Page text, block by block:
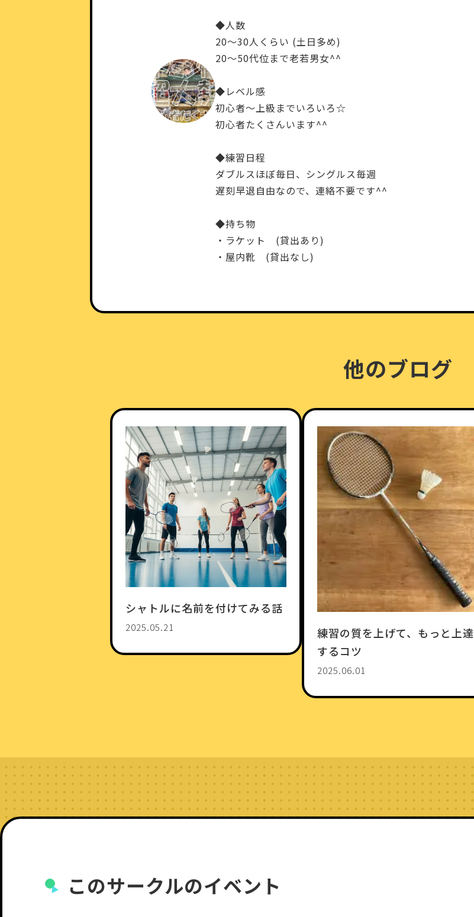
◆人数
20～30人くらい (土日多め)
20～50代位まで老若男女^^
◆レベル感
初心者～上級までいろいろ☆
初心者たくさんいます^^
◆練習日程
ダブルスほぼ毎日、シングルス毎週
遅刻早退自由なので、連絡不要です^^
◆持ち物
・ラケット (貸出あり)
・屋内靴 (貸出なし)
他のブログ
シャトルに名前を付けてみる話
2025.05.21
練習の質を上げて、もっと上達
するコツ
2025.06.01
このサークルのイベント